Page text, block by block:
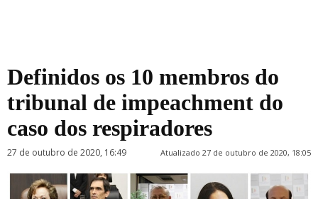
Definidos os 10 membros do
tribunal de impeachment do
caso dos respiradores
27 de outubro de 2020, 16:49 Atualizado 27 de outubro de 2020, 18:05